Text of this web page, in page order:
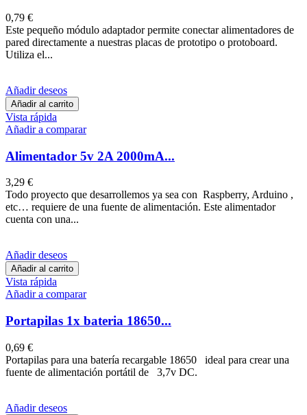
0,79 €
Este pequeño módulo adaptador permite conectar alimentadores de
pared directamente a nuestras placas de prototipo o protoboard.
Utiliza el...
Añadir deseos
Añadir al carrito
Vista rápida
Añadir a comparar
Alimentador 5v 2A 2000mA...
3,29 €
Todo proyecto que desarrollemos ya sea con Raspberry, Arduino ,
etc… requiere de una fuente de alimentación. Este alimentador
cuenta con una...
Añadir deseos
Añadir al carrito
Vista rápida
Añadir a comparar
Portapilas 1x bateria 18650...
0,69 €
Portapilas para una batería recargable 18650 ideal para crear una
fuente de alimentación portátil de 3,7v DC.
Añadir deseos